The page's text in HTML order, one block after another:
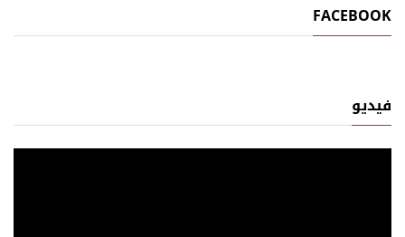
FACEBOOK
فيديو